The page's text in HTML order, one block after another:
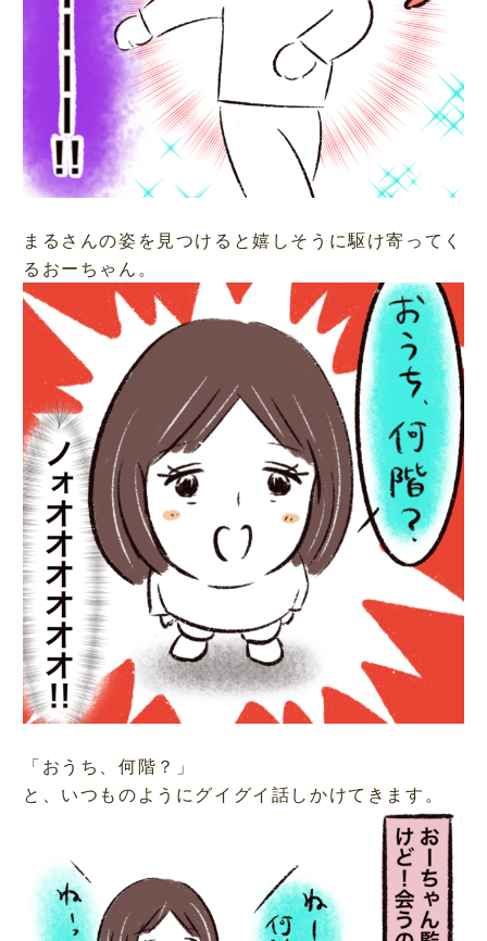
まるさんの姿を見つけると嬉しそうに駆け寄ってく
るおーちゃん。
「おうち、何階？」
と、いつものようにグイグイ話しかけてきます。